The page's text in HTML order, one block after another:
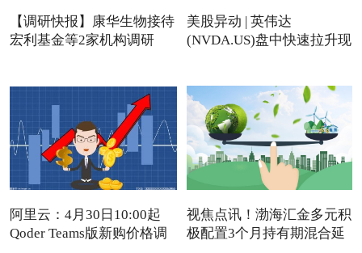
【调研快报】康华生物接待
宏利基金等2家机构调研
美股异动 | 英伟达
(NVDA.US)盘中快速拉升现
阿里云：4月30日10:00起
Qoder Teams版新购价格调
视焦点讯！渤海汇金多元积
极配置3个月持有期混合延